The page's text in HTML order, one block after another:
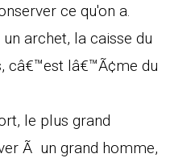
ce qu'on a.
archet, la caisse du
câ€™est lâ€™Ã¢me du
le plus grand
Ã un grand homme,